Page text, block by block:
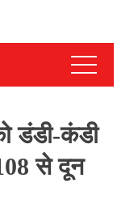
डंडी-कंडी
से दून